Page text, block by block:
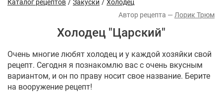
Каталог рецептов / Закуски / Холодец
Лорик Трюм
Холодец "Царский"
Очень многие любят холодец и у каждой хозяйки свой
рецепт. Сегодня я познакомлю вас с очень вкусным
вариантом, и он по праву носит свое название. Берите
на вооружение рецепт!